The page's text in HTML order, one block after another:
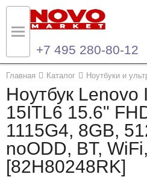
+7 495 280-80-12
Главная Каталог Ноутбуки и
Ноутбук Lenovo
15ITL6 15.6"
1115G4, 8GB,
noODD, BT,
[82H80248RK]
Назад
Каталог продукции
Ноутбуки и ультрабуки
Компьютеры
Назад
Контакты
Контактная информация